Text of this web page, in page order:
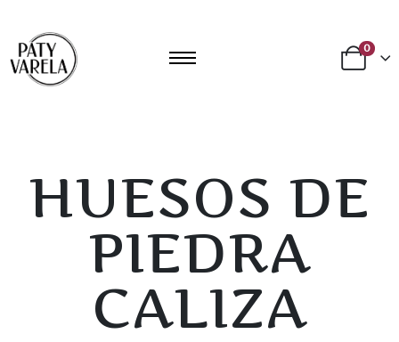
0
HUESOS DE
PIEDRA
CALIZA